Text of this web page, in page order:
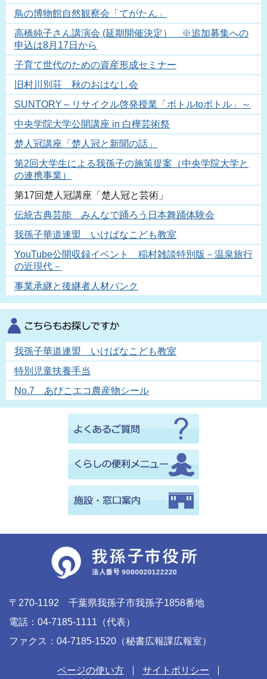
鳥の博物館自然観察会「てがたん」
高橋純子さん講演会 (延期開催決定） ※追加募集への
申込は8月17日から
子育て世代のための資産形成セミナー
旧村川別荘 秋のおはなし会
SUNTORY～リサイクル啓発授業「ボトルtoボトル」～
中央学院大学公開講座 in 白樺芸術祭
楚人冠講座「楚人冠と新聞の話」
第2回大学生による我孫子の施策提案（中央学院大学と
の連携事業）
第17回楚人冠講座「楚人冠と芸術」
伝統古典芸能 みんなで踊ろう日本舞踊体験会
我孫子華道連盟 いけばなこども教室
YouTube公開収録イベント 稲村雑談特別版－温泉旅行
の近現代－
事業承継と後継者人材バンク
我孫子華道連盟 いけばなこども教室
特別児童扶養手当
No.7 あびこエコ農産物シール
〒270-1192 千葉県我孫子市我孫子1858番地
電話：04-7185-1111（代表）
ファクス：04-7185-1520（秘書広報課広報室）
ページの使い方 サイトポリシー